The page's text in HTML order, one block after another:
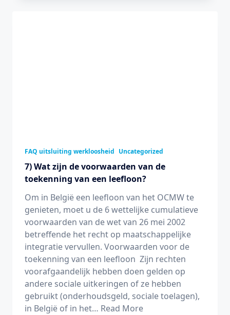
FAQ uitsluiting werkloosheid Uncategorized
7) Wat zijn de voorwaarden van de
toekenning van een leefloon?
Om in België een leefloon van het OCMW te
genieten, moet u de 6 wettelijke cumulatieve
voorwaarden van de wet van 26 mei 2002
betreffende het recht op maatschappelijke
integratie vervullen. Voorwaarden voor de
toekenning van een leefloon Zijn rechten
voorafgaandelijk hebben doen gelden op
andere sociale uitkeringen of ze hebben
gebruikt (onderhoudsgeld, sociale toelagen),
in België of in het… Read More